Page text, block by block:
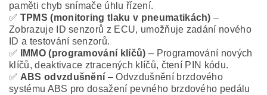
paměti chyb snímače úhlu řízení.
✅ TPMS (monitoring tlaku v pneumatikách) –
Zobrazuje ID senzorů z ECU, umožňuje zadání nového
ID a testování senzorů.
✅
IMMO (programování klíčů) – Programování nových
klíčů, deaktivace ztracených klíčů, čtení PIN kódu.
✅ ABS odvzdušnění – Odvzdušnění brzdového
systému ABS pro dosažení pevného brzdového pedálu